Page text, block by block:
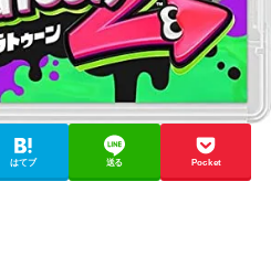
はてブ 送る Pocket